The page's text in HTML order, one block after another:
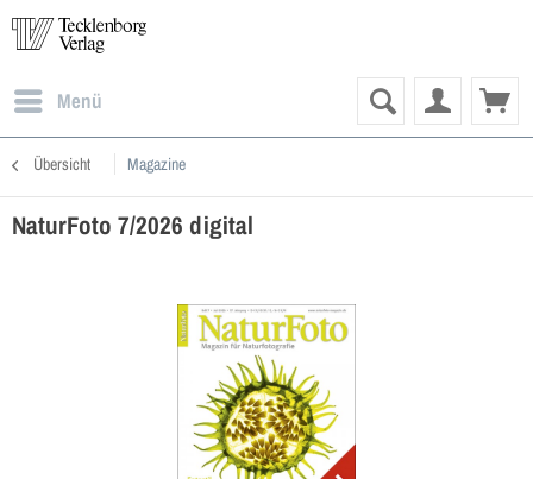
Menü
Übersicht Magazine
NaturFoto 7/2026 digital